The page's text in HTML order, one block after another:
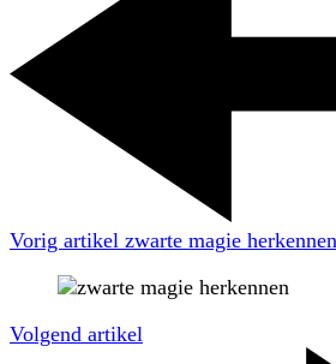
Vorig artikel zwarte magie
Volgend artikel